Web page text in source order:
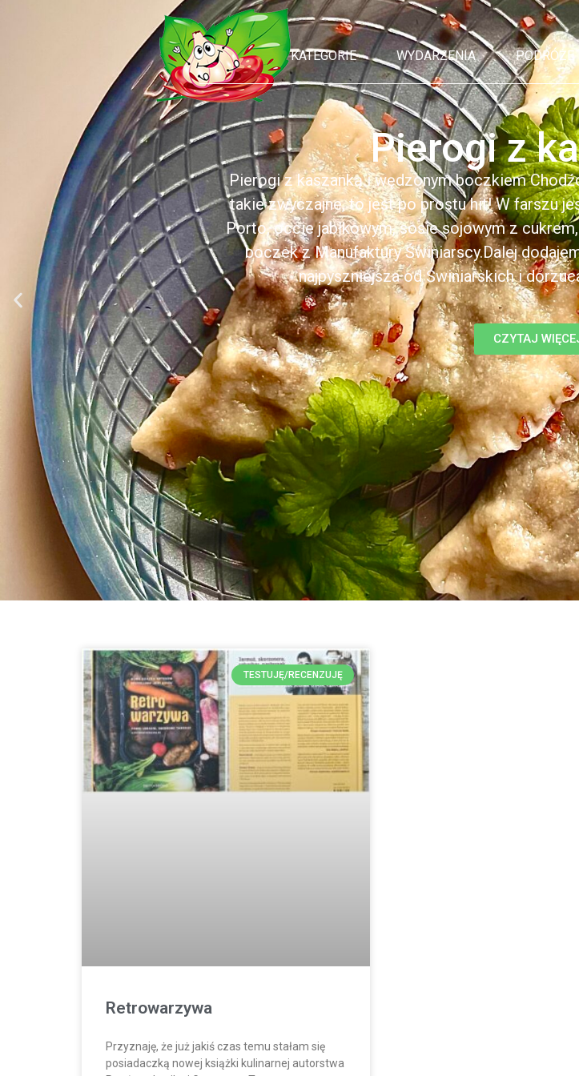
KATEGORIE WYDARZENIA PODRÓŻE
Pierogi z
Pierogi z kaszanką i wędzonym boczkiem
takie zwyczajne, to jest po prostu hit! W farszu
Porto, occie jabłkowym, sosie sojowym z
boczek z Manufaktury Świniarscy.Dalej
najpyszniejsza od Świniarskich i
CZYTAJ
TESTUJĘ/RECENZUJĘ
Retrowarzywa
Przyznaję, że już jakiś czas temu stałam się
posiadaczką nowej książki kulinarnej autorstwa